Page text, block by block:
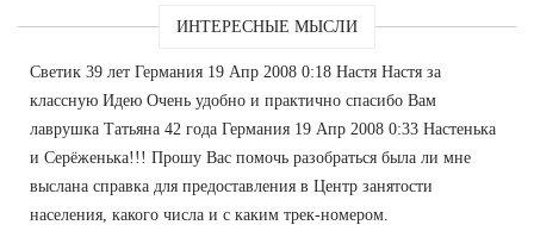
ИНТЕРЕСНЫЕ МЫСЛИ
Светик 39 лет Германия 19 Апр 2008 0:18 Настя Настя за
классную Идею Очень удобно и практично спасибо Вам
лаврушка Татьяна 42 года Германия 19 Апр 2008 0:33 Настенька
и Серёженька!!! Прошу Вас помочь разобраться была ли мне
выслана справка для предоставления в Центр занятости
населения, какого числа и с каким трек-номером.